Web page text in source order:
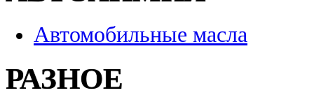
Автомобильные масла
РАЗНОЕ